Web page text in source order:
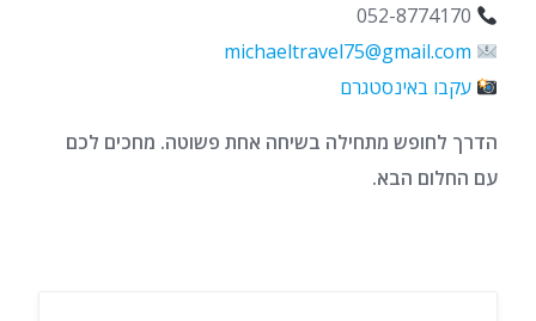
michaeltravel75@gmail.com
עקבו באינסטגרם
הדרך לחופש מתחילה בשיחה אחת פשוטה. מחכים לכם
עם החלום הבא.